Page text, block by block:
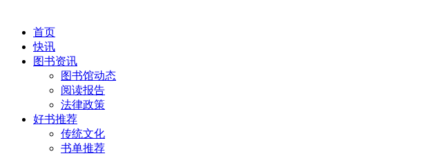
首页
快讯
图书资讯
图书馆动态
阅读报告
法律政策
好书推荐
传统文化
书单推荐